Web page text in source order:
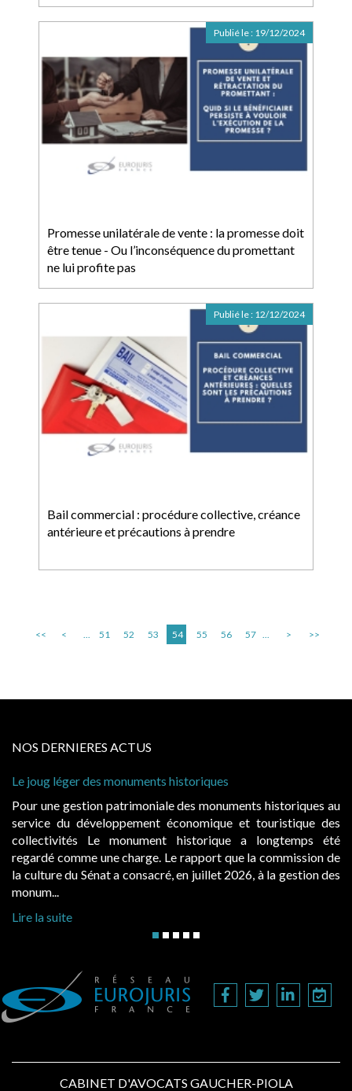
Promesse unilatérale de vente : la promesse doit
être tenue - Ou l’inconséquence du promettant
ne lui profite pas
Publié le : 19/12/2024
Bail commercial : procédure collective, créance
antérieure et précautions à prendre
Publié le : 12/12/2024
<< < ... 51 52 53 54 55 56 57 ... > >>
NOS DERNIERES ACTUS
des monuments historiques
patrimoniale des monuments historiques au
développement économique et touristique des
Le monument historique a longtemps été
une charge. Le rapport que la commission de
Sénat a consacré, en juillet 2026, à la gestion des
Evocatrices
également
public, elles
CABINET D'AVOCATS GAUCHER-PIOLA